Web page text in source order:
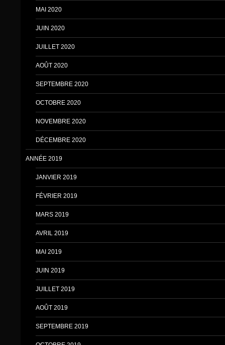
MAI 2020
JUIN 2020
JUILLET 2020
AOÛT 2020
SEPTEMBRE 2020
OCTOBRE 2020
NOVEMBRE 2020
DÉCEMBRE 2020
ANNÉE 2019
JANVIER 2019
FÉVRIER 2019
MARS 2019
AVRIL 2019
MAI 2019
JUIN 2019
JUILLET 2019
AOÛT 2019
SEPTEMBRE 2019